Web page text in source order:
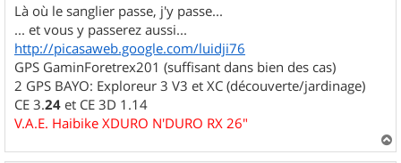
Là où le sanglier passe, j'y passe...
... et vous y passerez aussi...
http://picasaweb.google.com/luidji76
GPS GaminForetrex201 (suffisant dans bien des cas)
2 GPS BAYO: Exploreur 3 V3 et XC (découverte/jardinage)
CE 3.24 et CE 3D 1.14
V.A.E. Haibike XDURO N'DURO RX 26"
a